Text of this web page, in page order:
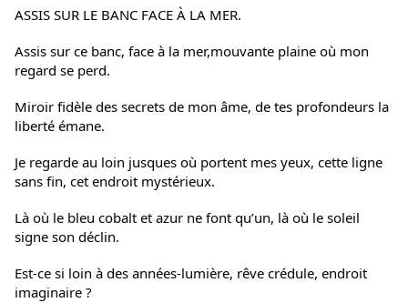
ASSIS SUR LE BANC FACE À LA MER.
Assis sur ce banc, face à la mer,mouvante plaine où mon
regard se perd.
Miroir fidèle des secrets de mon âme, de tes profondeurs la
liberté émane.
Je regarde au loin jusques où portent mes yeux, cette ligne
sans fin, cet endroit mystérieux.
Là où le bleu cobalt et azur ne font qu’un, là où le soleil
signe son déclin.
Est-ce si loin à des années-lumière, rêve crédule, endroit
imaginaire ?